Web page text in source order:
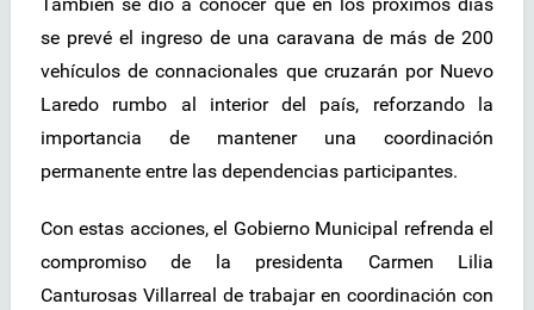
se prevé el ingreso de una caravana de más de 200
vehículos de connacionales que cruzarán por Nuevo
Laredo rumbo al interior del país, reforzando la
importancia de mantener una coordinación
permanente entre las dependencias participantes.
Con estas acciones, el Gobierno Municipal refrenda el
compromiso de la presidenta Carmen Lilia
Canturosas Villarreal de trabajar en coordinación con